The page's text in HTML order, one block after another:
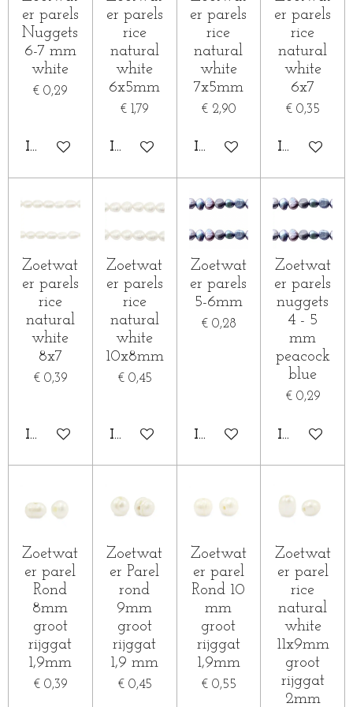
er parels
Nuggets
6-7 mm
white
€ 0,29
IN WINKELWAGEN
er parels
rice
natural
white
6x5mm
€ 1,79
IN WINKELWAGEN
er parels
rice
natural
white
7x5mm
€ 2,90
IN WINKELWAGEN
er parels
rice
natural
white
6x7
€ 0,35
IN
Zoetwat
er parels
rice
natural
white
8x7
€ 0,39
IN WINKELWAGEN
Zoetwat
er parels
rice
natural
white
10x8mm
€ 0,45
IN WINKELWAGEN
Zoetwat
er parels
5-6mm
€ 0,28
IN WINKELWAGEN
Zoetwat
er parels
nuggets
4 - 5
mm
peacock
blue
€ 0,29
IN
Zoetwat
er parel
Rond
8mm
groot
rijggat
1,9mm
€ 0,39
Zoetwat
er Parel
rond
9mm
groot
rijggat
1,9 mm
€ 0,45
Zoetwat
er parel
Rond 10
mm
groot
rijggat
1,9mm
€ 0,55
Zoetwat
er parel
rice
natural
white
11x9mm
groot
rijggat
2mm